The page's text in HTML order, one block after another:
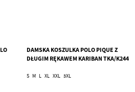
DAMSKA KOSZULKA POLO PIQUE Z
DŁUGIM RĘKAWEM KARIBAN TKA/K244
S M L XL XXL 3XL